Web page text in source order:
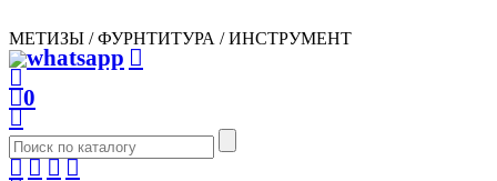
МЕТИЗЫ / ФУРНТИТУРА / ИНСТРУМЕНТ
0